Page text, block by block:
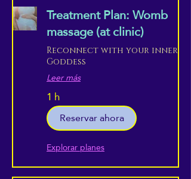
Treatment Plan: Womb
massage (at clinic)
Reconnect with your inner
Goddess
Leer más
1 h
Reservar ahora
Explorar planes